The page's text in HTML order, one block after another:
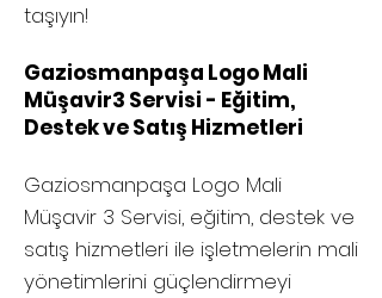
taşıyın!
Gaziosmanpaşa Logo Mali
Müşavir3 Servisi - Eğitim,
Destek ve Satış Hizmetleri
Gaziosmanpaşa Logo Mali
Müşavir 3 Servisi, eğitim, destek ve
satış hizmetleri ile işletmelerin mali
yönetimlerini güçlendirmeyi